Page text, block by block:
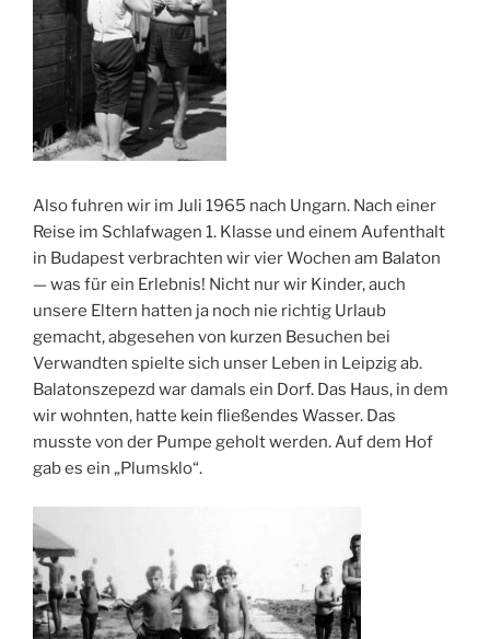
Also fuhren wir im Juli 1965 nach Ungarn. Nach einer
Reise im Schlafwagen 1. Klasse und einem Aufenthalt
in Budapest verbrachten wir vier Wochen am Balaton
— was für ein Erlebnis! Nicht nur wir Kinder, auch
unsere Eltern hatten ja noch nie richtig Urlaub
gemacht, abgesehen von kurzen Besuchen bei
Verwandten spielte sich unser Leben in Leipzig ab.
Balatonszepezd war damals ein Dorf. Das Haus, in dem
wir wohnten, hatte kein fließendes Wasser. Das
musste von der Pumpe geholt werden. Auf dem Hof
gab es ein „Plumsklo“.